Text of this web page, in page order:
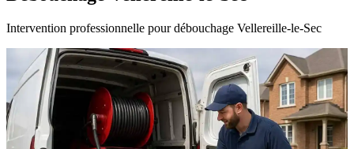
Intervention professionnelle pour débouchage Vellereille-le-Sec